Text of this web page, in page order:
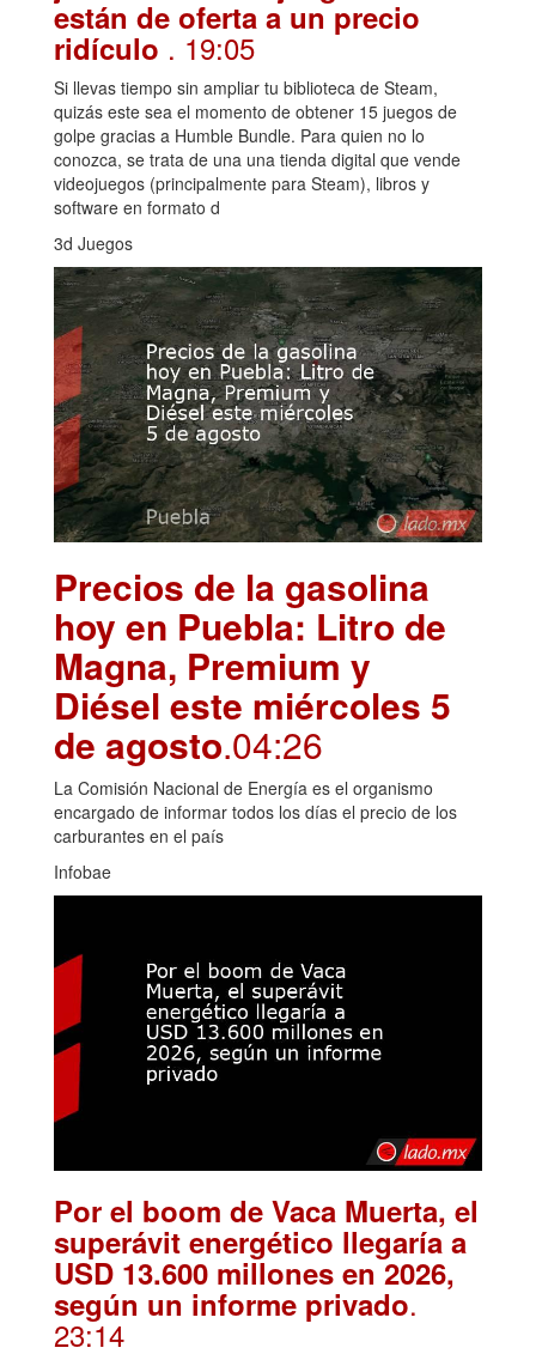
están de oferta a un precio
ridículo . 19:05
Si llevas tiempo sin ampliar tu biblioteca de Steam,
quizás este sea el momento de obtener 15 juegos de
golpe gracias a Humble Bundle. Para quien no lo
conozca, se trata de una una tienda digital que vende
videojuegos (principalmente para Steam), libros y
software en formato d
3d Juegos
Precios de la gasolina
hoy en Puebla: Litro de
Magna, Premium y
Diésel este miércoles 5
de agosto.04:26
La Comisión Nacional de Energía es el organismo
encargado de informar todos los días el precio de los
carburantes en el país
Infobae
Por el boom de Vaca Muerta, el
superávit energético llegaría a
USD 13.600 millones en 2026,
según un informe privado.
23:14